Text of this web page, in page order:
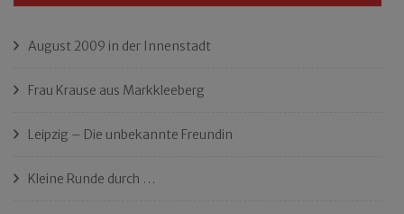
August 2009 in der Innenstadt
Frau Krause aus Markkleeberg
Leipzig – Die unbekannte Freundin
Kleine Runde durch …